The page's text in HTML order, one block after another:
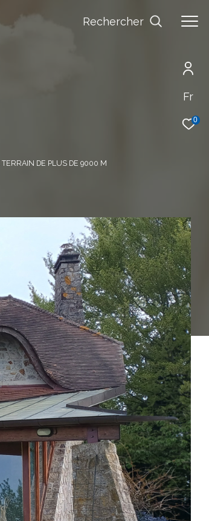
Fr
0
Rechercher
DE PLUS DE 9000 M